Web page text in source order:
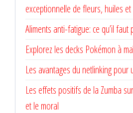
exceptionnelle de fleurs, huiles
Aliments anti-fatigue: ce qu’il faut
Explorez les decks Pokémon à
Les avantages du netlinking pour
Les effets positifs de la Zumba
et le moral